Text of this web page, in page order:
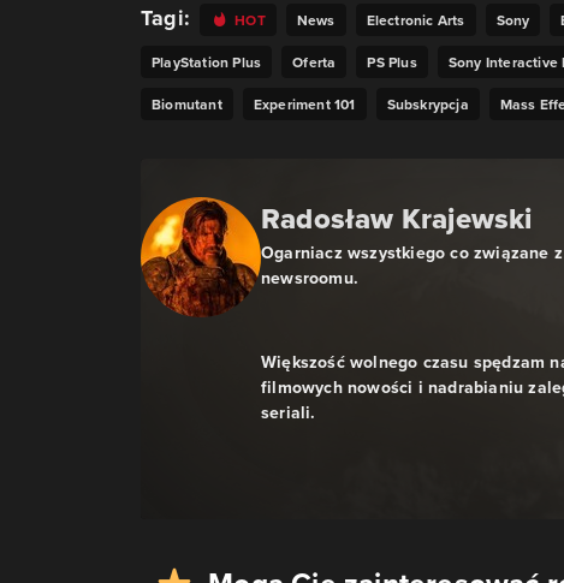
Tagi: HOT News Electronic Arts Sony
PlayStation Plus Oferta PS Plus Sony
Biomutant Experiment 101 Subskrypcja Mass
Radosław Krajewski
Ogarniacz wszystkiego co związane
newsroomu.
Większość wolnego czasu spędzam
filmowych nowości i nadrabianiu
seriali.